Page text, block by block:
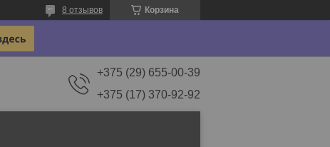
Корзина
8 отзывов
+375 (29) 655-00-39
+375 (17) 370-92-92